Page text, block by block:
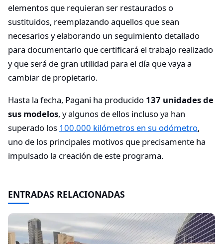
elementos que requieran ser restaurados o
sustituidos, reemplazando aquellos que sean
necesarios y elaborando un seguimiento detallado
para documentarlo que certificará el trabajo realizado
y que será de gran utilidad para el día que vaya a
cambiar de propietario.
Hasta la fecha, Pagani ha producido 137 unidades de
sus modelos, y algunos de ellos incluso ya han
superado los 100.000 kilómetros en su odómetro,
uno de los principales motivos que precisamente ha
impulsado la creación de este programa.
ENTRADAS RELACIONADAS